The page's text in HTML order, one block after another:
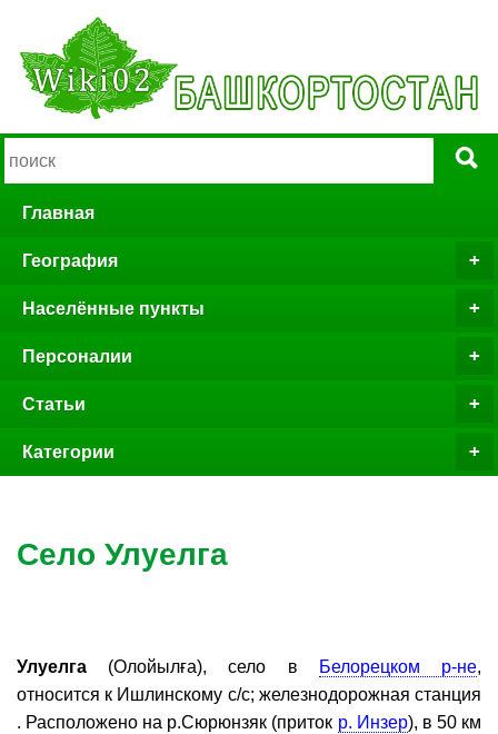
Главная
География
Населённые пункты
Персоналии
Статьи
Категории
Село Улуелга
Улуелга (Олойылға), село в Белорецком р-не,
относится к Ишлинскому с/с; железнодорожная станция
. Расположено на р.Сюрюнзяк (приток р. Инзер), в 50 км